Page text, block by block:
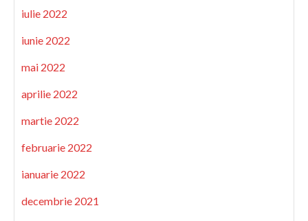
iulie 2022
iunie 2022
mai 2022
aprilie 2022
martie 2022
februarie 2022
ianuarie 2022
decembrie 2021